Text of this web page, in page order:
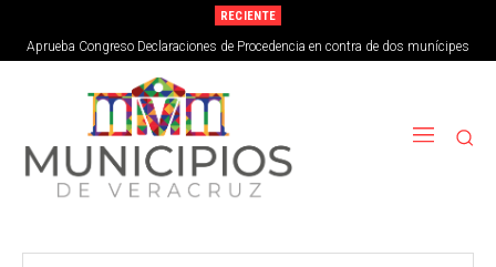
RECIENTE
Aprueba Congreso Declaraciones de Procedencia en contra de dos munícipes